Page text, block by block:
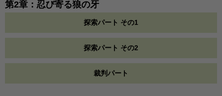
第2章：忍び寄る狼の牙
探索パート その1
探索パート その2
裁判パート